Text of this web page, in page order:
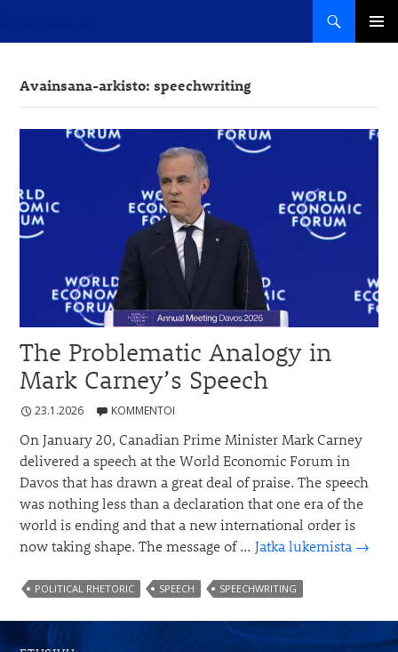
Avainsana-arkisto: speechwriting
The Problematic Analogy in
Mark Carney’s Speech
23.1.2026 KOMMENTOI
On January 20, Canadian Prime Minister Mark Carney
delivered a speech at the World Economic Forum in
Davos that has drawn a great deal of praise. The speech
was nothing less than a declaration that one era of the
world is ending and that a new international order is
now taking shape. The message of …Jatka lukemista The
→
POLITICAL RHETORIC SPEECH SPEECHWRITING